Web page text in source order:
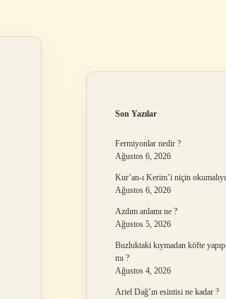
Son Yazılar
Fermiyonlar nedir ?
Ağustos 6, 2026
Kur’an-ı Kerim’i niçin
Ağustos 6, 2026
Azdım anlamı ne ?
Ağustos 5, 2026
Buzluktaki kıymadan köfte yapıp
mı ?
Ağustos 4, 2026
Ariel Dağ’ın esintisi ne kadar ?